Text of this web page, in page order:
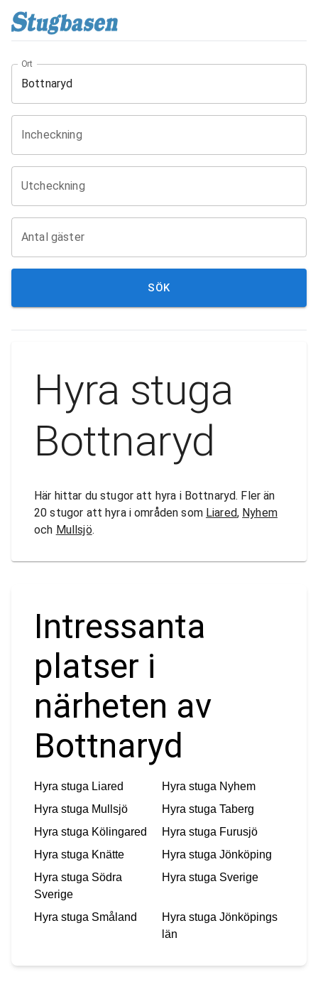
Ort
Incheckning
Utcheckning
Antal gäster
SÖK
Hyra stuga
Bottnaryd
Här hittar du stugor att hyra i Bottnaryd. Fler än
20 stugor att hyra i områden som Liared, Nyhem
och Mullsjö.
Intressanta
platser i
närheten av
Bottnaryd
Hyra stuga Liared Hyra stuga Nyhem
Hyra stuga Mullsjö Hyra stuga Taberg
Hyra stuga Kölingared Hyra stuga Furusjö
Hyra stuga Knätte Hyra stuga Jönköping
Hyra stuga Södra
Sverige
Hyra stuga Sverige
Hyra stuga Småland Hyra stuga Jönköpings
län